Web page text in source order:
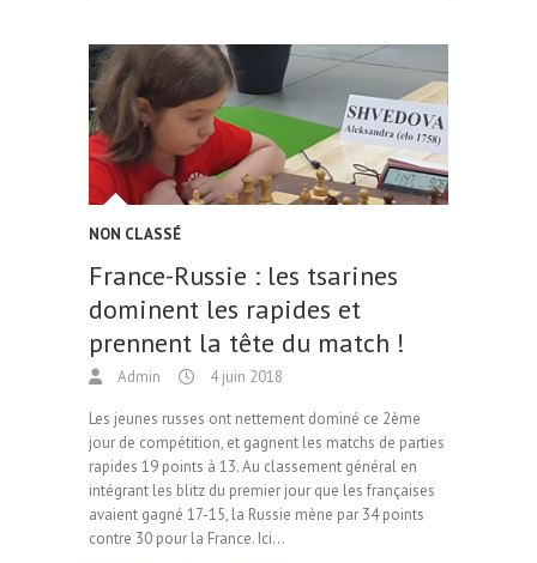
o
k
o
n
NON CLASSÉ
France-Russie : les tsarines
dominent les rapides et
prennent la tête du match !
Admin 4 juin 2018
Les jeunes russes ont nettement dominé ce 2ème
jour de compétition, et gagnent les matchs de parties
rapides 19 points à 13. Au classement général en
intégrant les blitz du premier jour que les françaises
avaient gagné 17-15, la Russie mène par 34 points
contre 30 pour la France. Ici…